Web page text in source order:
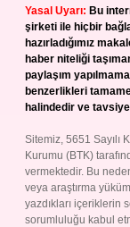
Yasal Uyarı: Bu
şirketi ile hiçbir
hazırladığımız
haber niteliği
paylaşım
benzerlikleri
halindedir ve
Sitemiz, 5651 Sayılı
Kurumu (BTK)
vermektedir. Bu
veya araştırma
yazdıkları içeriklerin
sorumluluğu kabul